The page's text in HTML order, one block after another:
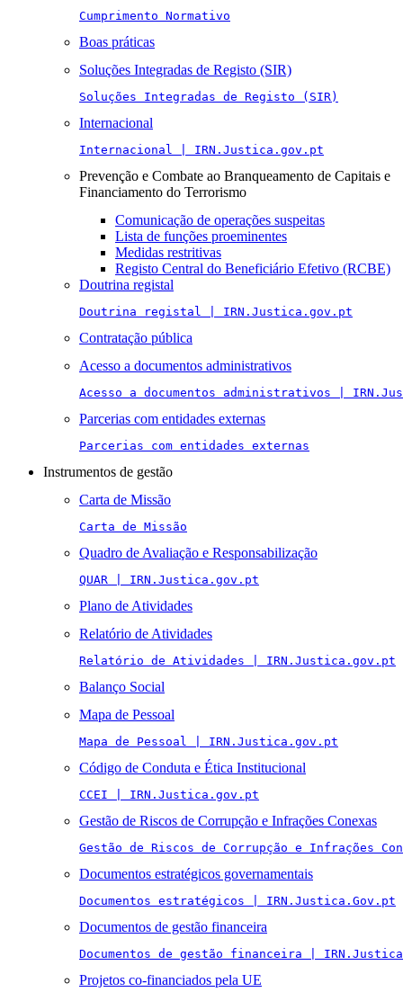
Cumprimento Normativo
Boas práticas
Soluções Integradas de Registo (SIR)
Soluções Integradas de Registo (SIR)
Internacional
Internacional | IRN.Justica.gov.pt
Prevenção e Combate ao Branqueamento de Capitais e
Financiamento do Terrorismo
Comunicação de operações suspeitas
Lista de funções proeminentes
Medidas restritivas
Registo Central do Beneficiário Efetivo (RCBE)
Doutrina registal
Doutrina registal | IRN.Justica.gov.pt
Contratação pública
Acesso a documentos administrativos
Acesso a documentos administrativos |
Parcerias com entidades externas
Parcerias com entidades externas
Instrumentos de gestão
Carta de Missão
Carta de Missão
Quadro de Avaliação e Responsabilização
QUAR | IRN.Justica.gov.pt
Plano de Atividades
Relatório de Atividades
Relatório de Atividades | IRN.Justica.gov.pt
Balanço Social
Mapa de Pessoal
Mapa de Pessoal | IRN.Justica.gov.pt
Código de Conduta e Ética Institucional
CCEI | IRN.Justica.gov.pt
Gestão de Riscos de Corrupção e Infrações Conexas
Gestão de Riscos de Corrupção e Infrações
Documentos estratégicos governamentais
Documentos estratégicos | IRN.Justica.Gov.pt
Documentos de gestão financeira
Documentos de gestão financeira |
Projetos co-financiados pela UE